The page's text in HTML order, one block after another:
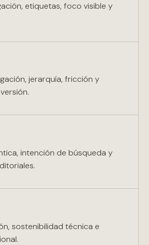
etiquetas, foco visible y
jerarquía, fricción y
intención de búsqueda y
sostenibilidad técnica e